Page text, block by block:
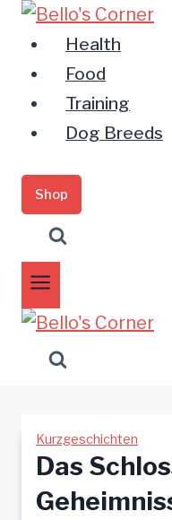
Zum
Inhalt
springen
Health
Food
Training
Dog Breeds
Shop
Kurzgeschichten
Das